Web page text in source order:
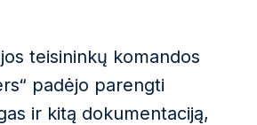
teisininkų komandos
padėjo parengti
ir kitą dokumentaciją,